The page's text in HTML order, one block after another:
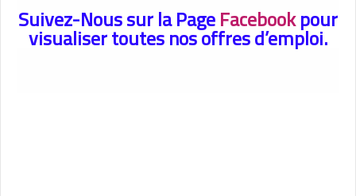
Suivez-Nous sur la PageFacebookpour
visualiser toutes nos offres d’emploi.